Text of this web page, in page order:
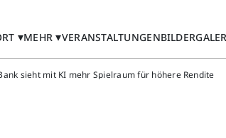
MEHR VERANSTALTUNGEN
sieht mit KI mehr Spielraum für höhere Rendite